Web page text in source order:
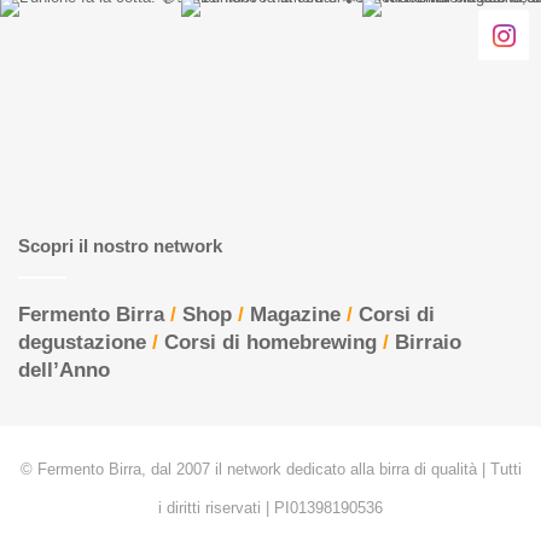
Scopri il nostro network
Fermento Birra/ Shop / Magazine / Corsi di
degustazione / Corsi di homebrewing / Birraio
dell’Anno
© Fermento Birra, dal 2007 il network dedicato alla birra di qualità | Tutti
i diritti riservati | PI01398190536